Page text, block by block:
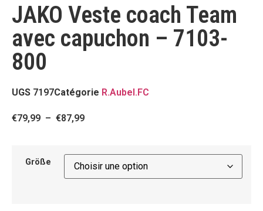
JAKO Veste coach Team
avec capuchon – 7103-
800
UGS 7197Catégorie R.Aubel.FC
€79,99 – €87,99
Größe